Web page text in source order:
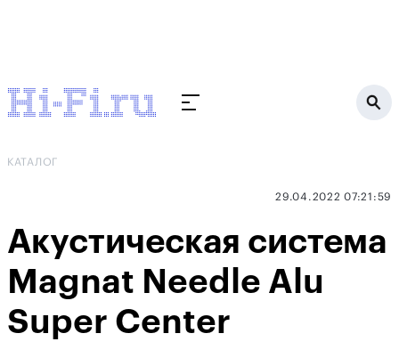
КАТАЛОГ
29.04.2022 07:21:59
Акустическая система
Magnat Needle Alu
Super Center